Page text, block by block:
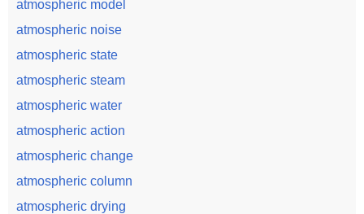
atmospheric model
atmospheric noise
atmospheric state
atmospheric steam
atmospheric water
atmospheric action
atmospheric change
atmospheric column
atmospheric drying